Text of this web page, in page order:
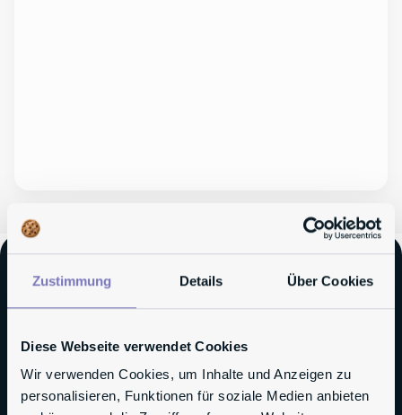
Zustimmung Details Über Cookies
Diese Webseite verwendet Cookies
Wir verwenden Cookies, um Inhalte und Anzeigen zu
personalisieren, Funktionen für soziale Medien anbieten
Ihre Experten für
Mitarbeiterbeteiligungen
Dr. Christopher Hahn